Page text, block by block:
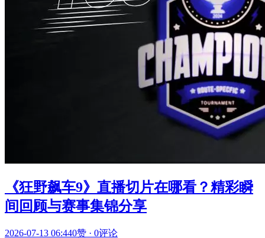
《狂野飙车9》直播切片在哪看？精彩瞬
间回顾与赛事集锦分享
2026-07-13 06:440赞 · 0评论